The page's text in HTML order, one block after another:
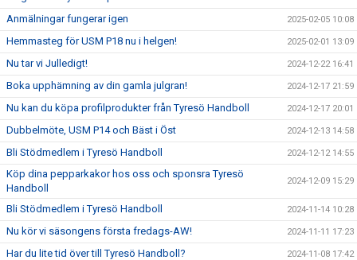
Anmälningar fungerar igen 2025-02-05 10:08
Hemmasteg för USM P18 nu i helgen! 2025-02-01 13:09
Nu tar vi Julledigt! 2024-12-22 16:41
Boka upphämning av din gamla julgran! 2024-12-17 21:59
Nu kan du köpa profilprodukter från Tyresö Handboll 2024-12-17 20:01
Dubbelmöte, USM P14 och Bäst i Öst 2024-12-13 14:58
Bli Stödmedlem i Tyresö Handboll 2024-12-12 14:55
Köp dina pepparkakor hos oss och sponsra Tyresö
Handboll
2024-12-09 15:29
Bli Stödmedlem i Tyresö Handboll 2024-11-14 10:28
Nu kör vi säsongens första fredags-AW! 2024-11-11 17:23
Har du lite tid över till Tyresö Handboll? 2024-11-08 17:42